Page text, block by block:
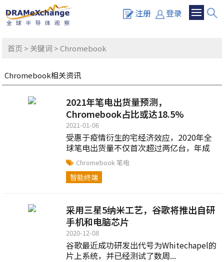
注册 登录
首页 > 关键词 > Chromebook
Chromebook相关资讯
2021年笔电出货量预测，
Chromebook占比或达18.5%
2021-01-06
受惠于疫情衍生的宅经济效应，2020年全
球笔电出货量不仅首次超过两亿台，年成
长幅度也以22.5%创下新高...
Chromebook笔电
智能终端
采用三星5纳米工艺，谷歌将推出自研
手机和电脑芯片
2020-12-08
谷歌最近成功研发出代号为Whitechapel的
片上系统，并已经测试了数周...